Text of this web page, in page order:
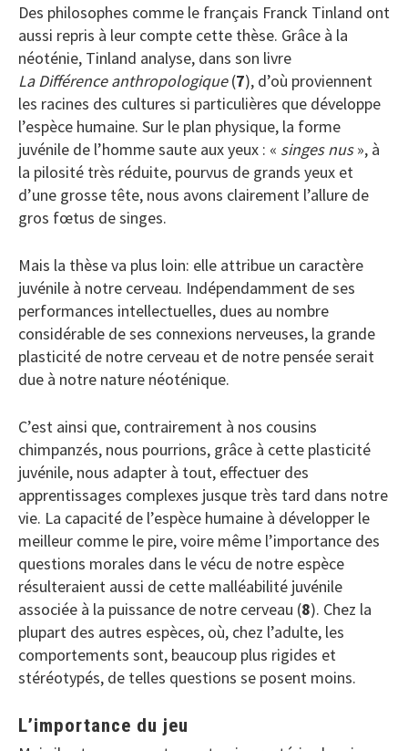
Des philosophes comme le français Franck Tinland ont
aussi repris à leur compte cette thèse. Grâce à la
néoténie, Tinland analyse, dans son livre
La Différence anthropologique(7), d’où proviennent
les racines des cultures si particulières que développe
l’espèce humaine. Sur le plan physique, la forme
juvénile de l’homme saute aux yeux : « singes nus», à
la pilosité très réduite, pourvus de grands yeux et
d’une grosse tête, nous avons clairement l’allure de
gros fœtus de singes.
Mais la thèse va plus loin: elle attribue un caractère
juvénile à notre cerveau. Indépendamment de ses
performances intellectuelles, dues au nombre
considérable de ses connexions nerveuses, la grande
plasticité de notre cerveau et de notre pensée serait
due à notre nature néoténique.
C’est ainsi que, contrairement à nos cousins
chimpanzés, nous pourrions, grâce à cette plasticité
juvénile, nous adapter à tout, effectuer des
apprentissages complexes jusque très tard dans notre
vie. La capacité de l’espèce humaine à développer le
meilleur comme le pire, voire même l’importance des
questions morales dans le vécu de notre espèce
résulteraient aussi de cette malléabilité juvénile
associée à la puissance de notre cerveau (8). Chez la
plupart des autres espèces, où, chez l’adulte, les
comportements sont, beaucoup plus rigides et
stéréotypés, de telles questions se posent moins.
L’importance du jeu